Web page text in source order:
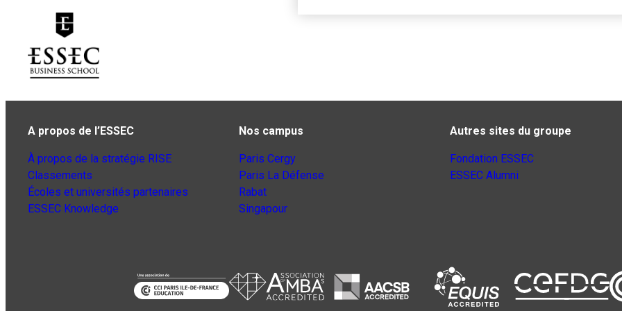
A propos de l’ESSEC
À propos de la stratégie RISE
Classements
Écoles et universités partenaires
ESSEC Knowledge
Nos campus
Paris Cergy
Paris La Défense
Rabat
Singapour
Autres sites du groupe
Fondation ESSEC
ESSEC Alumni